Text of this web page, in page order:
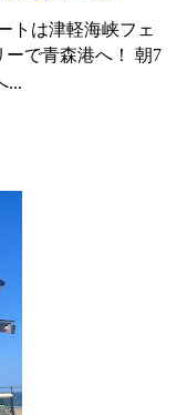
トは津軽海峡フェ
で青森港へ！ 朝7
...